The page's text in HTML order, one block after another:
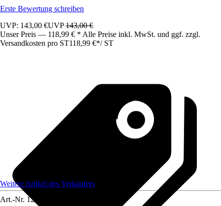
Erste Bewertung schreiben
UVP: 143,00 €UVP143,00 €
Unser Preis — 118,99 € * Alle Preise inkl. MwSt. und ggf. zzgl.
Versandkosten pro ST118,99 €*/ ST
Weitere Artikel des Verkäufers
Art.-Nr. 12584834